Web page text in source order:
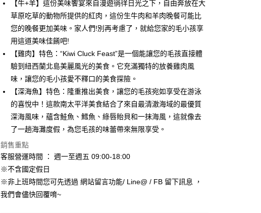
合作金庫商業銀行
第一商業銀行
華南商業銀行
彰化商業銀行
國泰世華商業銀行
臺灣中小企業銀行
台中商業銀行
匯豐（台灣）商業銀行
華泰商業銀行
聯邦商業銀行
遠東國際商業銀行
元大商業銀行
永豐商業銀行
台新國際商業銀行
中國信託商業銀行
台灣樂天信用卡公司
超商取貨付款
Apple Pay
悠遊付
Google Pay
AFTEE先享後付
相關說明
【關於「AFTEE先享後付」】
AFTEE先享後付是「在收到商品之後才付款」的支付方式。 讓您購物簡單
便利好安心！
１．簡單：不需註冊會員、不需綁卡、不需儲值。
２．便利：只要手機號碼，簡訊認證，即可結帳。
３．安心：先確認商品／服務後，再付款。
ATM付款
運送方式
【牛+羊】這份美味饗宴來自漫遊徜徉日光之下，自由奔放在大
草原吃草的動物所提供的紅肉，這份生牛肉和羊肉晚餐可能比
您的晚餐更加美味。家人們!別再考慮了，就給您家的毛小孩享
用這道美味佳餚吧!
【雞肉】特色：“Kiwi Cluck Feast”是一個能讓您的毛孩直接體
驗到紐西蘭北島美麗風光的美食。它充滿獨特的放養雞肉風
味，讓您的毛小孩愛不釋口的美食探險。
【深海魚】特色：隆重推出美食，讓您的毛孩宛如享受在游泳
的喜悅中！這款南太平洋美食結合了來自最清澈海域的最優質
深海風味，蘊含鮭魚、鱈魚、綠唇貽貝和一抹海風，這就像去
了一趟海灘度假，為您毛孩的味蕾帶來無限享受。
銷售重點
客服營運時間 ： 週一至週五 09:00-18:00
※不含國定假日
※非上班時間您可先透過 網站留言功能/ Line@ / FB 留下訊息 ，
我們會儘快回覆唷~